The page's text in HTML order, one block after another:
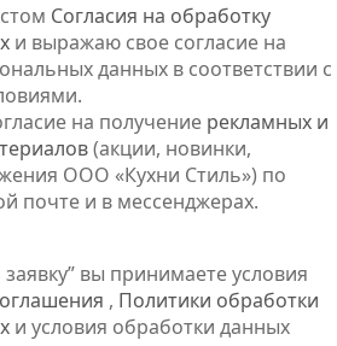
Согласия на обработку
и выражаю свое согласие на
данных в соответствии с
на получение рекламных и
(акции, новинки,
ООО «Кухни Стиль») по
почте и в мессенджерах.
вы принимаете условия
, Политики обработки
и условия обработки данных